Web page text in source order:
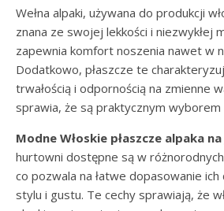
Wełna alpaki, używana do produkcji
znana ze swojej lekkości i niezwykłej
zapewnia komfort noszenia nawet w
Dodatkowo, płaszcze te
trwałością i odpornością na zmienne
sprawia, że są praktycznym wyborem
Modne Włoskie płaszcze alpaka
hurtowni dostępne są w
co pozwala na łatwe dopasowanie
stylu i gustu. Te cechy sprawiają, że